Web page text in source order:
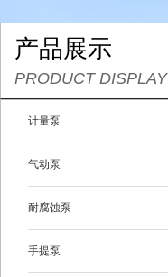
产品展示
PRODUCT DISPLAY
计量泵
气动泵
耐腐蚀泵
手提泵